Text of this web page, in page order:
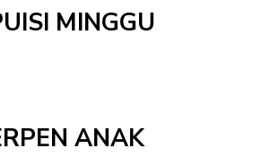
MINGGU
ANAK